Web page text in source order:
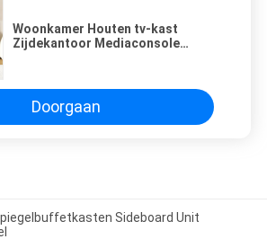
Woonkamer Houten tv-kast
Zijdekantoor Mediaconsole
Doorgaan
Sideboard Unit